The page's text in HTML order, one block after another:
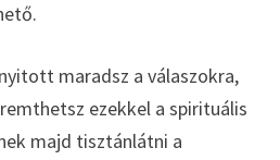
maradsz a válaszokra,
ezekkel a spirituális
majd tisztánlátni a